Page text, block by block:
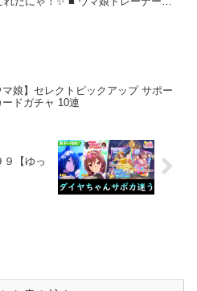
マ娘】セレクトピックアップ サポー
ードガチャ 10連
９【ゆっ